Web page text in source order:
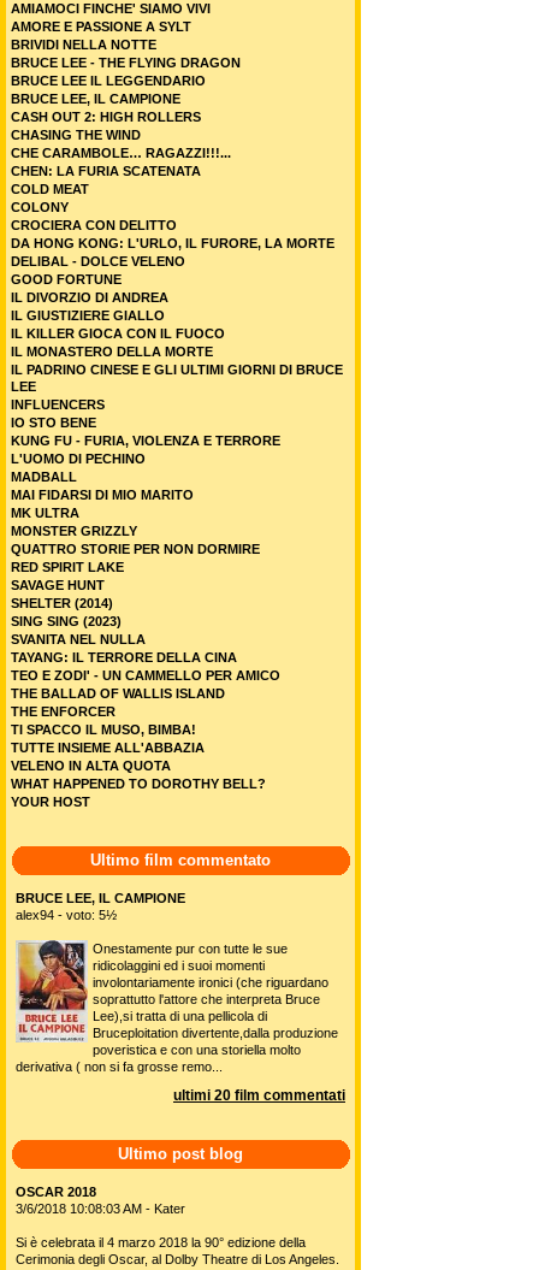
AMIAMOCI FINCHE' SIAMO VIVI
AMORE E PASSIONE A SYLT
BRIVIDI NELLA NOTTE
BRUCE LEE - THE FLYING DRAGON
BRUCE LEE IL LEGGENDARIO
BRUCE LEE, IL CAMPIONE
CASH OUT 2: HIGH ROLLERS
CHASING THE WIND
CHE CARAMBOLE… RAGAZZI!!!...
CHEN: LA FURIA SCATENATA
COLD MEAT
COLONY
CROCIERA CON DELITTO
DA HONG KONG: L'URLO, IL FURORE, LA MORTE
DELIBAL - DOLCE VELENO
GOOD FORTUNE
IL DIVORZIO DI ANDREA
IL GIUSTIZIERE GIALLO
IL KILLER GIOCA CON IL FUOCO
IL MONASTERO DELLA MORTE
IL PADRINO CINESE E GLI ULTIMI GIORNI DI BRUCE
LEE
INFLUENCERS
IO STO BENE
KUNG FU - FURIA, VIOLENZA E TERRORE
L'UOMO DI PECHINO
MADBALL
MAI FIDARSI DI MIO MARITO
MK ULTRA
MONSTER GRIZZLY
QUATTRO STORIE PER NON DORMIRE
RED SPIRIT LAKE
SAVAGE HUNT
SHELTER (2014)
SING SING (2023)
SVANITA NEL NULLA
TAYANG: IL TERRORE DELLA CINA
TEO E ZODI' - UN CAMMELLO PER AMICO
THE BALLAD OF WALLIS ISLAND
THE ENFORCER
TI SPACCO IL MUSO, BIMBA!
TUTTE INSIEME ALL'ABBAZIA
VELENO IN ALTA QUOTA
WHAT HAPPENED TO DOROTHY BELL?
YOUR HOST
Ultimo film commentato
BRUCE LEE, IL CAMPIONE
alex94 - voto: 5½
Onestamente pur con tutte le sue
ridicolaggini ed i suoi momenti
involontariamente ironici (che riguardano
soprattutto l'attore che interpreta Bruce
Lee),si tratta di una pellicola di
Bruceploitation divertente,dalla produzione
poveristica e con una storiella molto
derivativa ( non si fa grosse remo...
ultimi 20 film commentati
Ultimo post blog
OSCAR 2018
3/6/2018 10:08:03 AM - Kater
Si è celebrata il 4 marzo 2018 la 90° edizione della
Cerimonia degli Oscar, al Dolby Theatre di Los Angeles.